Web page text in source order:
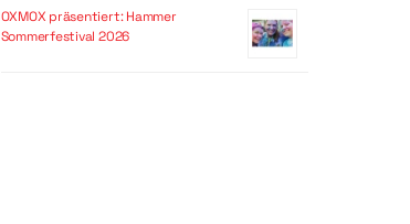
OXMOX präsentiert: Hammer
Sommerfestival 2026